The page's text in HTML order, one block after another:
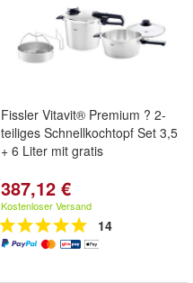
Fissler Vitavit® Premium ? 2-
teiliges Schnellkochtopf Set 3,5
+ 6 Liter mit gratis
387,12 €
Kostenloser Versand
14